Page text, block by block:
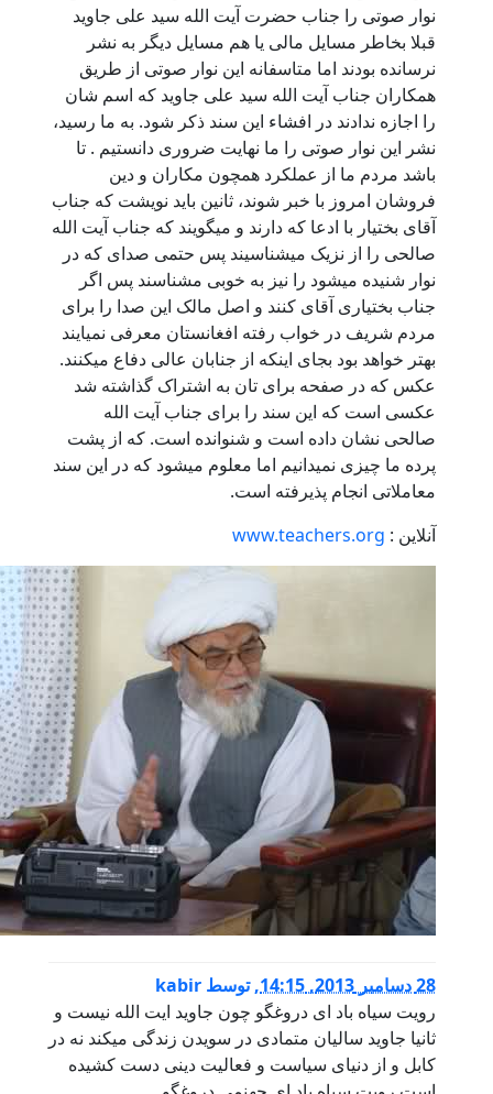
نوار صوتی را جناب حضرت آیت الله سید علی جاوید
قبلا بخاطر مسایل مالی یا هم مسایل دیگر به نشر
نرسانده بودند اما متاسفانه این نوار صوتی از طریق
همکاران جناب آیت الله سید علی جاوید که اسم شان
را اجازه ندادند در افشاء این سند ذکر شود. به ما رسید،
نشر این نوار صوتی را ما نهایت ضروری دانستیم . تا
باشد مردم ما از عملکرد همچون مکاران و دین
فروشان امروز با خبر شوند، ثانین باید نویشت که جناب
آقای بختیار با ادعا که دارند و میگویند که جناب آیت الله
صالحی را از نزیک میشناسیند پس حتمی صدای که در
نوار شنیده میشود را نیز به خوبی مشناسند پس اگر
جناب بختیاری آقای کنند و اصل مالک این صدا را برای
مردم شریف در خواب رفته افغانستان معرفی نمیایند
بهتر خواهد بود بجای اینکه از جنابان عالی دفاع میکنند.
عکس که در صفحه برای تان به اشتراک گذاشته شد
عکسی است که این سند را برای جناب آیت الله
صالحی نشان داده است و شنوانده است. که از پشت
پرده ما چیزی نمیدانیم اما معلوم میشود که در این سند
معاملاتی انجام پذیرفته است.
www.teachers.org
, توسطkabir
رویت سیاه باد ای دروغگو چون جاوید ایت الله نیست و
ثانیا جاوید سالیان متمادی در سویدن زندگی میکند نه در
کابل و از دنیای سیاست و فعالیت دینی دست کشیده